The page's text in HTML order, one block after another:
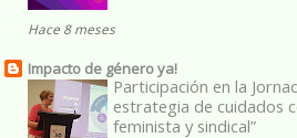
Hace 8 meses
Impacto de género ya!
Participación en la
estrategia de cuidados
feminista y sindical”